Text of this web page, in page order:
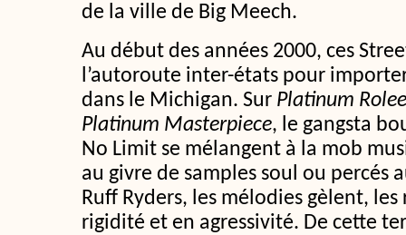
de la ville de Big Meech.
Au début des années 2000, ces
l’autoroute inter-états pour
dans le Michigan. Sur Platinum
Platinum Masterpiece, le gangsta
No Limit se mélangent à la mob
au givre de samples soul ou percés
Ruff Ryders, les mélodies gèlent,
rigidité et en agressivité. De cette